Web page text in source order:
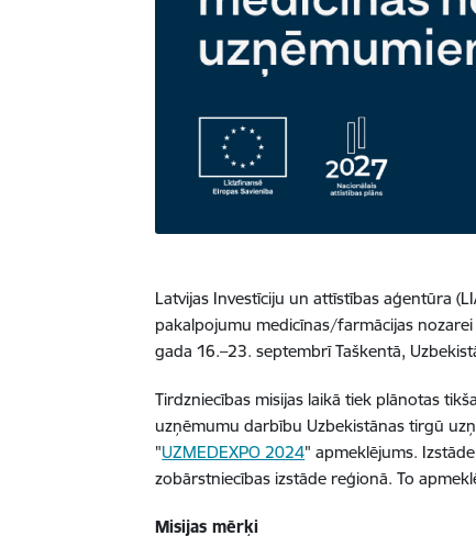
Latvijas Investīciju un attīstības aģentūra
pakalpojumu medicīnas/farmācijas
gada 16.–23. septembrī Taškentā,
Tirdzniecības misijas laikā tiek plānotas
uzņēmumu darbību Uzbekistānas tirgū
"UZMEDEXPO 2024" apmeklējums.
zobārstniecības izstāde reģionā. To
Misijas mērķi